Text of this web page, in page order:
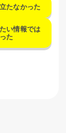
たなかった
い情報では
た